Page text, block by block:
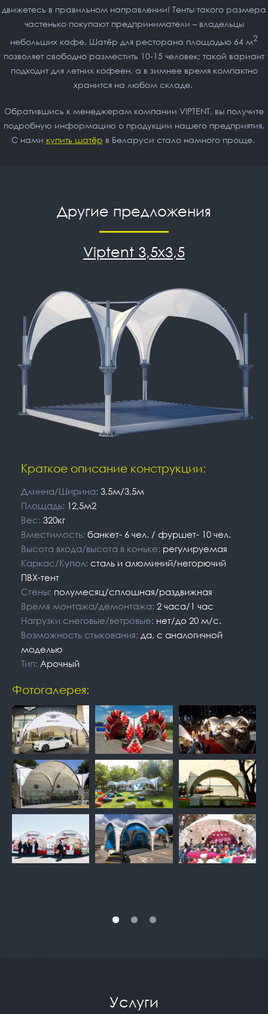
движетесь в правильном направлении! Тенты такого размера
частенько покупают предприниматели – владельцы
небольших кафе. Шатёр для ресторана площадью 64 м2
позволяет свободно разместить 10-15 человек; такой вариант
подходит для летних кофеен, а в зимнее время компактно
хранится на любом складе.
Обратившись к менеджерам компании VIPTENT, вы получите
подробную информацию о продукции нашего предприятия.
С нами купить шатёр в Беларуси стало намного проще.
Другие предложения
Viptent 3,5x3,5
Краткое описание конструкции:
Длинна/Ширина: 3,5м/3,5м
Площадь: 12,5м2
Вес: 320кг
Вместимость: банкет- 6 чел. / фуршет- 10 чел.
Высота входа/высота в коньке: регулируемая
Каркас/Купол: сталь и алюминий/негорючий
ПВХ-тент
Стены: полумесяц/сплошная/раздвижная
Время монтажа/демонтажа: 2 часа/1 час
Нагрузки снеговые/ветровые: нет/до 20 м/с.
Возможность стыкования: да, с аналогичной
моделью
Тип: Арочный
Фотогалерея:
Услуги